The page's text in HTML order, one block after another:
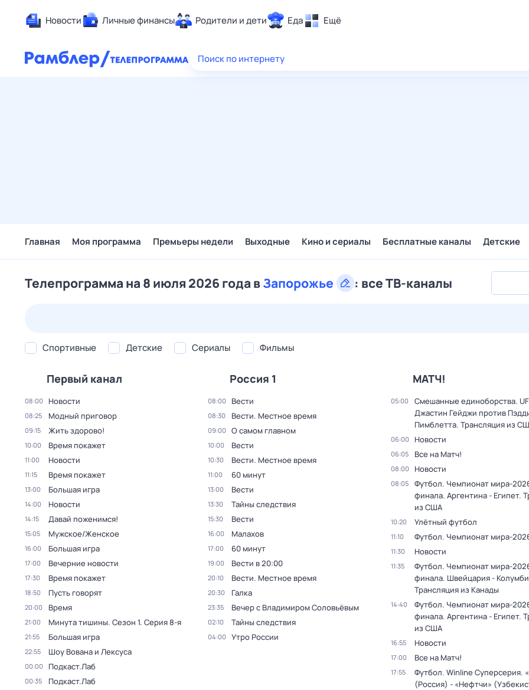
Новости Личные финансы Родители и дети Еда Ещё
Здоровье
Поиск по интернету
Главная Моя программа Премьеры недели Выходные Кино и сериалы Бесплатные каналы Детские
Телепрограмма на 8 июля 2026 года вЗапорожье : все ТВ-каналы
Спортивные Детские Сериалы Фильмы
Первый канал
08:00 Новости
08:25 Модный приговор
09:15 Жить здорово!
10:00 Время покажет
11:00 Новости
11:15 Время покажет
13:00 Большая игра
14:00 Новости
14:15 Давай поженимся!
15:05 Мужское/Женское
16:00 Большая игра
17:00 Вечерние новости
17:30 Время покажет
18:50 Пусть говорят
20:00 Время
21:00 Минута тишины. Сезон 1. Серия 8-я
21:55 Большая игра
22:55 Шоу Вована и Лексуса
00:00 Подкаст.Лаб
00:35 Подкаст.Лаб
Россия 1
08:00 Вести
08:30 Вести. Местное время
09:00 О самом главном
10:00 Вести
10:30 Вести. Местное время
11:00 60 минут
13:00 Вести
13:30 Тайны следствия
15:30 Вести
16:00 Малахов
17:00 60 минут
19:00 Вести в 20:00
20:10 Вести. Местное время
20:30 Галка
23:35 Вечер с Владимиром Соловьёвым
02:10 Тайны следствия
04:00 Утро России
МАТЧ!
05:00
Смешанные единоборства.
Джастин Гейджи против
Пимблетта. Трансляция из
06:00 Новости
06:05 Все на Матч!
08:00 Новости
08:05
Футбол. Чемпионат мира-
финала. Аргентина - Египет.
из США
10:20 Улётный футбол
11:10 Футбол. Чемпионат мира-
11:30 Новости
11:35
Футбол. Чемпионат мира-
финала. Швейцария -
Трансляция из Канады
14:40
Футбол. Чемпионат мира-
финала. Аргентина - Египет.
из США
16:55 Новости
17:00 Все на Матч!
17:55
Футбол. Winline Суперсерия.
(Россия) - «Нефтчи»